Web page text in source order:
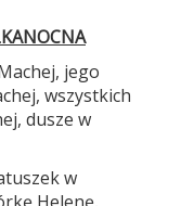
jego
wszystkich
dusze w
w